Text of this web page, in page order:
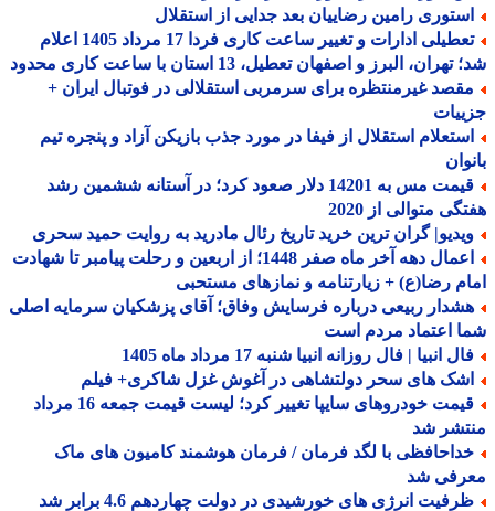
رامین رضاییان بعد جدایی از استقلال
تعطیلی ادارات و تغییر ساعت کاری فردا 17 مرداد 1405 اعلام
البرز و اصفهان تعطیل، 13 استان با ساعت کاری محدود
غیرمنتظره برای سرمربی استقلالی در فوتبال ایران +
استقلال از فیفا در مورد جذب بازیکن آزاد و پنجره تیم
قیمت مس به 14201 دلار صعود کرد؛ در آستانه ششمین رشد
متوالی از 2020
گران ترین خرید تاریخ رئال مادرید به روایت حمید سحری
اعمال دهه آخر ماه صفر 1448؛ از اربعین و رحلت پیامبر تا شهادت
رضا(ع) + زیارتنامه و نمازهای مستحبی
ربیعی درباره فرسایش وفاق؛ آقای پزشکیان سرمایه اصلی
اعتماد مردم است
انبیا | فال روزانه انبیا شنبه 17 مرداد ماه 1405
های سحر دولتشاهی در آغوش غزل شاکری+ فیلم
قیمت خودروهای سایپا تغییر کرد؛ لیست قیمت جمعه 16 مرداد
شد
با لگد فرمان / فرمان هوشمند کامیون های ماک
شد
انرژی های خورشیدی در دولت چهاردهم 4.6 برابر شد